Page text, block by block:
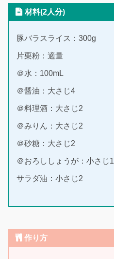
材料(2人分)
豚バラスライス：300g
片栗粉：適量
＠水：100mL
＠醤油：大さじ4
＠料理酒：大さじ2
＠みりん：大さじ2
＠砂糖：大さじ2
＠おろししょうが：小さじ1
サラダ油：小さじ2
作り方